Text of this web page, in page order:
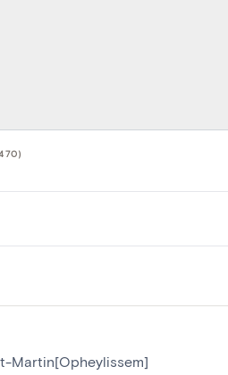
Martin[Opheylissem]